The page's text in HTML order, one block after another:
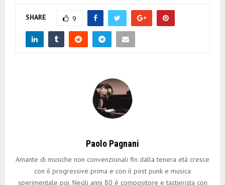
SHARE 9
Paolo Pagnani
Amante di musiche non convenzionali fin dalla tenera età cresce
con il progressive prima e con il post punk e musica
sperimentale poi. Negli anni 80 è compositore e tastierista con